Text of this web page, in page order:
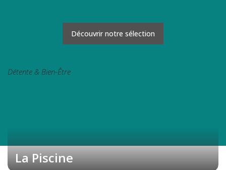
Découvrir notre sélection
Détente & Bien-Être
La Piscine